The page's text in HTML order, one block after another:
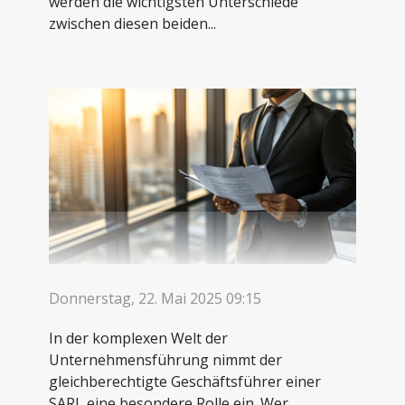
zwischen diesen beiden...
Donnerstag, 22. Mai 2025 09:15
In der komplexen Welt der
Unternehmensführung nimmt der
gleichberechtigte Geschäftsführer einer